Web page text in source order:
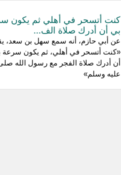
كنت أتسحر في أهلي ثم يكون
بي أن أدرك صلاة الف...
عن أبي حازم، أنه سمع سهل بن سعد،
«كنت أتسحر في أهلي، ثم يكون سرعة
أن أدرك صلاة الفجر مع رسول الله صلى
عليه وسلم»